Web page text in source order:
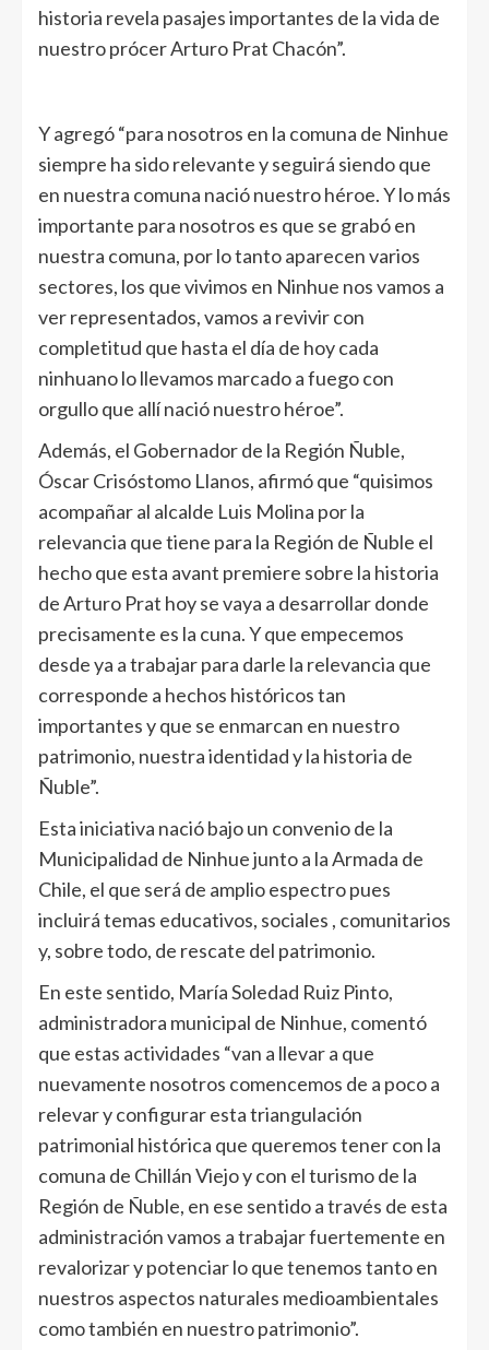
historia revela pasajes importantes de la vida de
nuestro prócer Arturo Prat Chacón”.
Y agregó “para nosotros en la comuna de Ninhue
siempre ha sido relevante y seguirá siendo que
en nuestra comuna nació nuestro héroe. Y lo más
importante para nosotros es que se grabó en
nuestra comuna, por lo tanto aparecen varios
sectores, los que vivimos en Ninhue nos vamos a
ver representados, vamos a revivir con
completitud que hasta el día de hoy cada
ninhuano lo llevamos marcado a fuego con
orgullo que allí nació nuestro héroe”.
Además, el Gobernador de la Región Ñuble,
Óscar Crisóstomo Llanos, afirmó que “quisimos
acompañar al alcalde Luis Molina por la
relevancia que tiene para la Región de Ñuble el
hecho que esta avant premiere sobre la historia
de Arturo Prat hoy se vaya a desarrollar donde
precisamente es la cuna. Y que empecemos
desde ya a trabajar para darle la relevancia que
corresponde a hechos históricos tan
importantes y que se enmarcan en nuestro
patrimonio, nuestra identidad y la historia de
Ñuble”.
Esta iniciativa nació bajo un convenio de la
Municipalidad de Ninhue junto a la Armada de
Chile, el que será de amplio espectro pues
incluirá temas educativos, sociales , comunitarios
y, sobre todo, de rescate del patrimonio.
En este sentido, María Soledad Ruiz Pinto,
administradora municipal de Ninhue, comentó
que estas actividades “van a llevar a que
nuevamente nosotros comencemos de a poco a
relevar y configurar esta triangulación
patrimonial histórica que queremos tener con la
comuna de Chillán Viejo y con el turismo de la
Región de Ñuble, en ese sentido a través de esta
administración vamos a trabajar fuertemente en
revalorizar y potenciar lo que tenemos tanto en
nuestros aspectos naturales medioambientales
como también en nuestro patrimonio”.